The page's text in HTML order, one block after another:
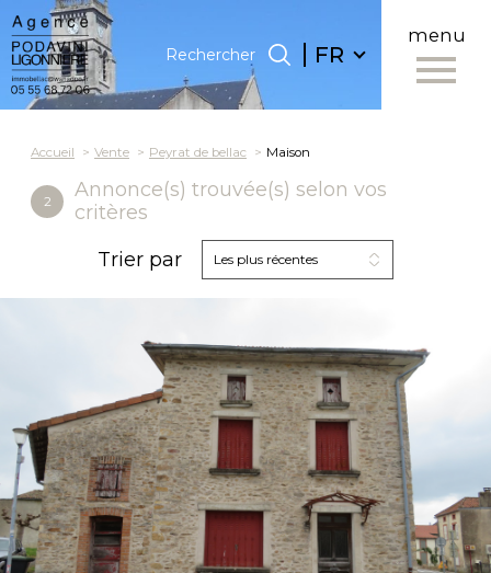
menu
Rechercher FR
Accueil Rechercher
0 Langue
FR
Accueil Vente Peyrat de bellac Maison
2
Annonce(s) trouvée(s) selon vos
critères
Trier par
Les plus récentes